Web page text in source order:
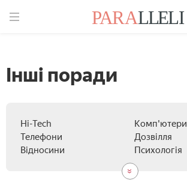
Інші поради
Hi-Tech
Комп'ютери
Телефони
Дозвілля
Відносини
Психологія